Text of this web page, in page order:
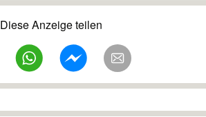
Diese Anzeige teilen